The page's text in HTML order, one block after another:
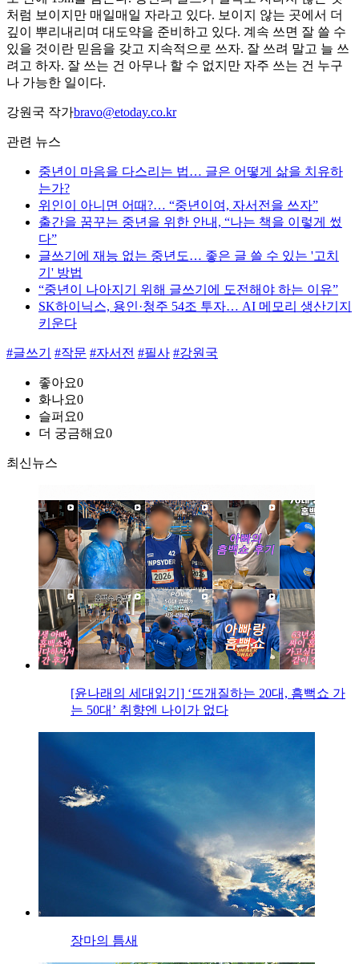
처럼 보이지만 매일매일 자라고 있다. 보이지 않는 곳에서 더
깊이 뿌리내리며 ​대도약을 준비하고 있다. 계속 쓰면 잘 쓸 수
있을 것이란 믿음을 갖고 지속적으로 쓰자. 잘 쓰려 말고 늘 쓰
려고 하자. 잘 쓰는 건 아무나 할 수 없지만 자주 쓰는 건 누구
나 가능한 일이다.
강원국 작가bravo@etoday.co.kr
관련 뉴스
중년이 마음을 다스리는 법… 글은 어떻게 삶을 치유하
는가?
위인이 아니면 어때?… “중년이여, 자서전을 쓰자”
출간을 꿈꾸는 중년을 위한 안내, “나는 책을 이렇게 썼
다”
글쓰기에 재능 없는 중년도… 좋은 글 쓸 수 있는 '고치
기' 방법
“중년이 나아지기 위해 글쓰기에 도전해야 하는 이유”
SK하이닉스, 용인·청주 54조 투자… AI 메모리 생산기지
키운다
#글쓰기 #작문 #자서전 #필사 #강원국
좋아요0
화나요0
슬퍼요0
더 궁금해요0
최신뉴스
[윤나래의 세대읽기] ‘뜨개질하는 20대, 흠뻑쇼 가
는 50대’ 취향엔 나이가 없다
장마의 틈새